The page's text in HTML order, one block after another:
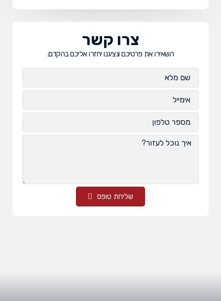
צרו קשר
השאירו את פרטיכם ונציגנו יחזרו אליכם בהקדם.
שליחת טופס